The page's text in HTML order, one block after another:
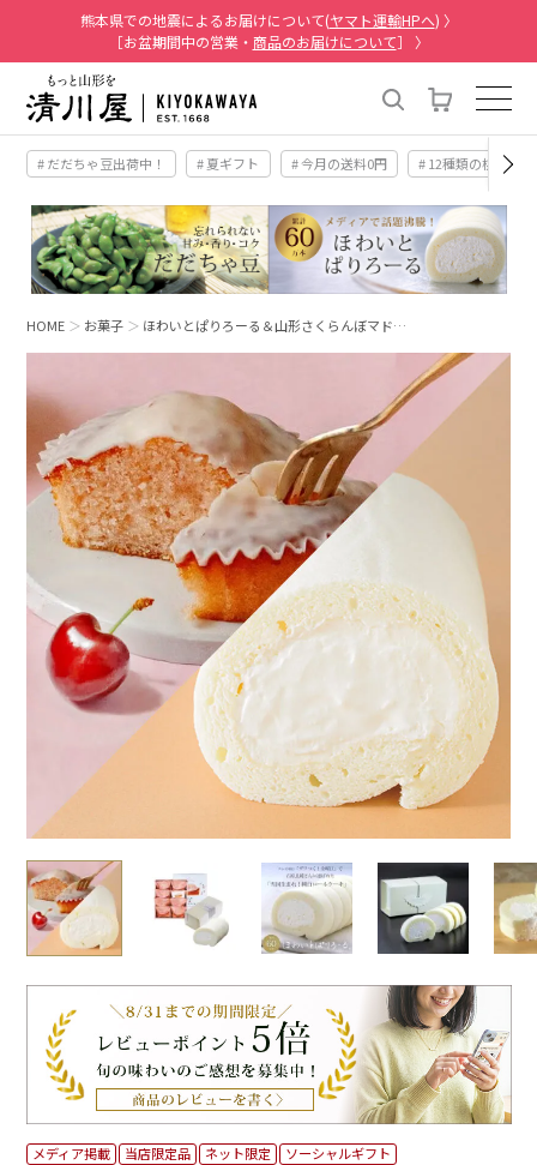
熊本県での地震によるお届けについて(ヤマト運輸HPへ) 〉
［お盆期間中の営業・ 商品のお届けについて］ 〉
# だだちゃ豆出荷中！ # 夏ギフト # 今月の送料0円 # 12種類の桃
HOME お菓子 ほわいとぱりろーる＆山形さくらんぼマド…
メディア掲載 当店限定品 ネット限定 ソーシャルギフト